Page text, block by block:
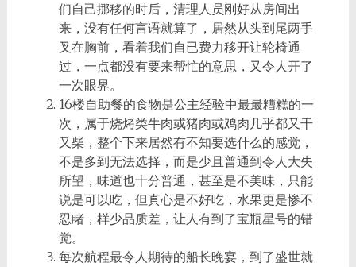
们自己挪移的时后，清理人员刚好从房间出
来，没有任何言语就算了，居然从头到尾两手
叉在胸前，看着我们自已费力移开让轮椅通
过，一点都没有要来帮忙的意思，又令人开了
一次眼界。
16楼自助餐的食物是公主经验中最最糟糕的一
次，属于烧烤类牛肉或猪肉或鸡肉几乎都又干
又柴，整个下来居然有不知要选什么的感觉，
不是多到无法选择，而是少且普通到令人大失
所望，味道也十分普通，甚至是不美味，只能
说是可以吃，但真心是不好吃，水果更是惨不
忍睹，样少品质差，让人有到了宝瓶星号的错
觉。
每次航程最令人期待的船长晚宴，到了盛世就